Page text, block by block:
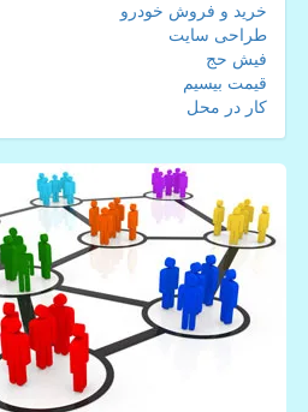
خرید و فروش خودرو
طراحی سایت
فیش حج
قیمت بیسیم
کار در محل